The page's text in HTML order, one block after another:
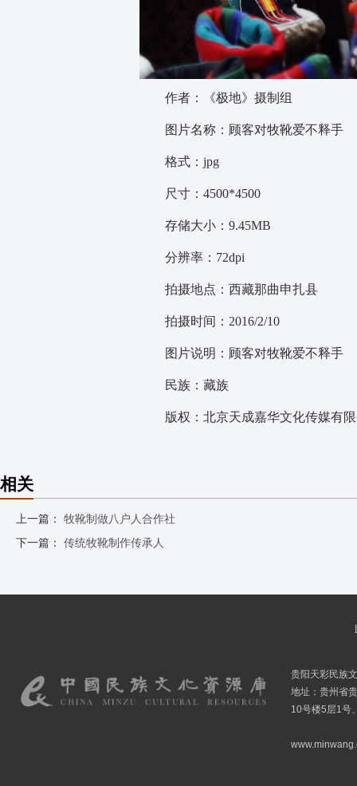
作者：《极地》摄制组
图片名称：顾客对牧靴爱不释手
格式：jpg
尺寸：4500*4500
存储大小：9.45MB
分辨率：72dpi
拍摄地点：西藏那曲申扎县
拍摄时间：2016/2/10
图片说明：顾客对牧靴爱不释手
民族：藏族
版权：北京天成嘉华文化传媒有限
相关
上一篇： 牧靴制做八户人合作社
下一篇： 传统牧靴制作传承人
贵阳天彩民族
地址：贵州省
10号楼5层1号